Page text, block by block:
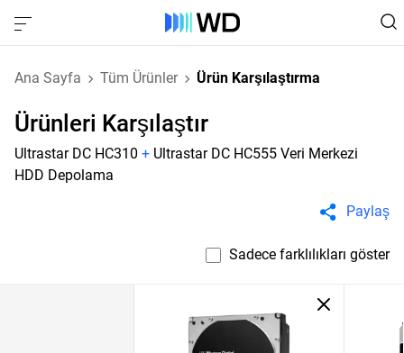
Ana Sayfa Tüm Ürünler Ürün Karşılaştırma
Ürünleri Karşılaştır
Ultrastar DC HC310 + Ultrastar DC HC555 Veri Merkezi
HDD Depolama
Paylaş
Sadece farklılıkları göster